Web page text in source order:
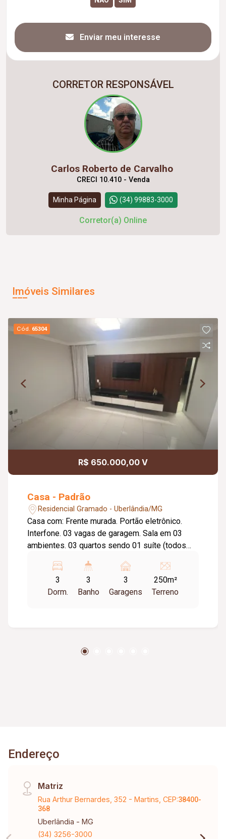
Enviar meu interesse
CORRETOR RESPONSÁVEL
Carlos Roberto de Carvalho
CRECI 10.410 - Venda
Minha Página (34) 99883-3000
Corretor(a) Online
Imóveis Similares
Cód. 65304
R$ 650.000,00 V
Casa - Padrão
Residencial Gramado - Uberlândia/MG
Casa com: Frente murada. Portão eletrônico.
Interfone. 03 vagas de garagem. Sala em 03
ambientes. 03 quartos sendo 01 suíte (todos
pia, espelho e box em blindex. Cozinha com
armários. Despensa com armários. Área
gourmet com churrasqueira e piscina aquecida
3
Dorm.
3
Banho
3
Garagens
250m²
Terreno
Endereço
Matriz
Rua Arthur Bernardes, 352 - Martins, CEP:38400-
368
Uberlândia - MG
(34) 3256-3000